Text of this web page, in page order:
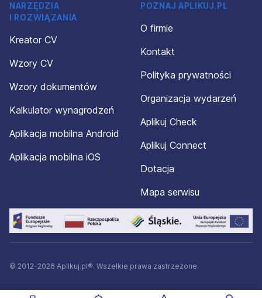
NARZĘDZIA
I ROZWIĄZANIA
Kreator CV
Wzory CV
Wzory dokumentów
Kalkulator wynagrodzeń
Aplikacja mobilna Android
Aplikacja mobilna iOS
POZNAJ APLIKUJ.PL
O firmie
Kontakt
Polityka prywatności
Organizacja wydarzeń
Aplikuj Check
Aplikuj Connect
Dotacja
Mapa serwisu
© 2012-2026 Aplikuj.pl®. Wszelkie prawa zastrzeżone.